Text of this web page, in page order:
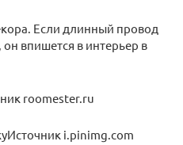
Если длинный провод
впишется в интерьер в
roomester.ru
i.pinimg.com